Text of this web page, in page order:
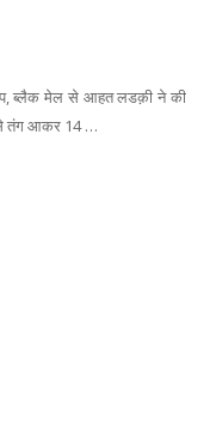
ब्लैक मेल से आहत लडक़ी ने की
तंग आकर 14 …